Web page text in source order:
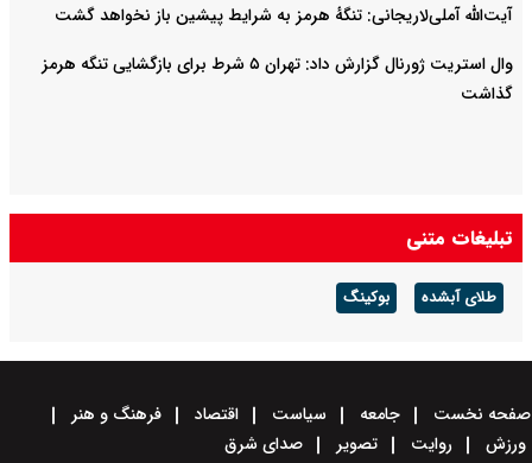
آیت‌الله آملی‌لاریجانی: تنگهٔ هرمز به شرایط پیشین باز نخواهد گشت
وال استریت ژورنال گزارش داد: تهران ۵ شرط برای بازگشایی تنگه هرمز
گذاشت
تبلیغات متنی
طلای آبشده بوکینگ
صفحه نخست جامعه سیاست اقتصاد
فرهنگ و هنر
ورزش
روایت تصویر صدای شرق